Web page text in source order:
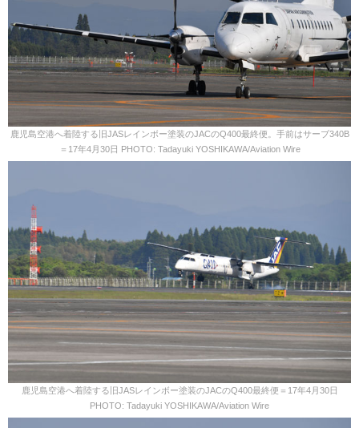
鹿児島空港へ着陸する旧JASレインボー塗装のJACのQ400最終便。手前はサーブ340B
＝17年4月30日 PHOTO: Tadayuki YOSHIKAWA/Aviation Wire
鹿児島空港へ着陸する旧JASレインボー塗装のJACのQ400最終便＝17年4月30日
PHOTO: Tadayuki YOSHIKAWA/Aviation Wire